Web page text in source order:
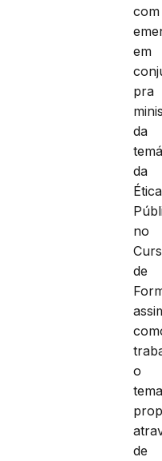
com
em
pra
da
da
Ética
no
de
o
de